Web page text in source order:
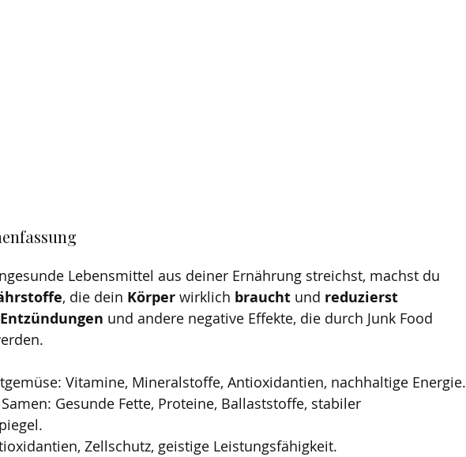
Lebensmittel aus deiner Ernährung streichst, machst du
, die dein Körper wirklich braucht und reduzierst
Entzündungen und andere negative Effekte, die durch Junk Food
Vitamine, Mineralstoffe, Antioxidantien, nachhaltige Energie.
Zellschutz, geistige Leistungsfähigkeit.